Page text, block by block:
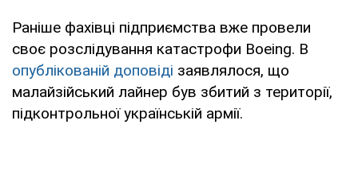
Раніше фахівці підприємства вже провели
своє розслідування катастрофи Boeing. В
опублікованій доповіді заявлялося, що
малайзійський лайнер був збитий з території,
підконтрольної українській армії.